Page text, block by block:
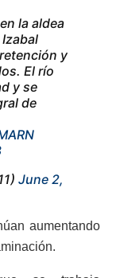
la aldea
y
El río
y se
de
June 2,
aumentando